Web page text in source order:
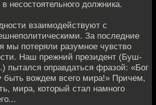
несостоятельного должника.
взаимодействуют с
За последние
мы потеряли разумное чувство
Наш прежний президент (Буш-
оправдаться фразой: «Бог
быть вождем всего мира!» Причем,
мира, который стал намного